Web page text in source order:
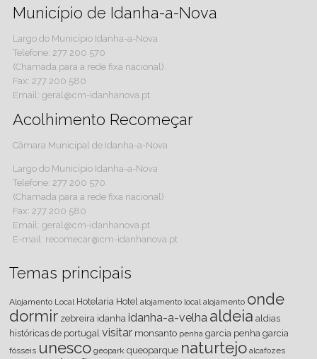
Município de Idanha-a-Nova
Largo do Município Idanha-a-Nova
Telefone: 277 200 570
(Chamada para a rede fixa nacional)
Fax: 277 200 580
Email: geral@cm-idanhanova.pt
Acolhimento Recomeçar
Câmara Municipal de Idanha-a-Nova
Largo do Município Idanha-a-Nova
Telefone: 277 200 570
(Chamada para a rede fixa nacional)
Fax: 277 200 580
Email: geral@cm-idanhanova.pt
E-mail: recomecar@cm-idanhanova.pt
Temas principais
Alojamento Local Hotelaria Hotel alojamento local alojamento onde
dormir zebreira idanha idanha-a-velha aldeia aldias
históricas de portugal visitar monsanto penha garcia penha garcia
fósseis unesco geopark queoparque naturtejo alcafozes